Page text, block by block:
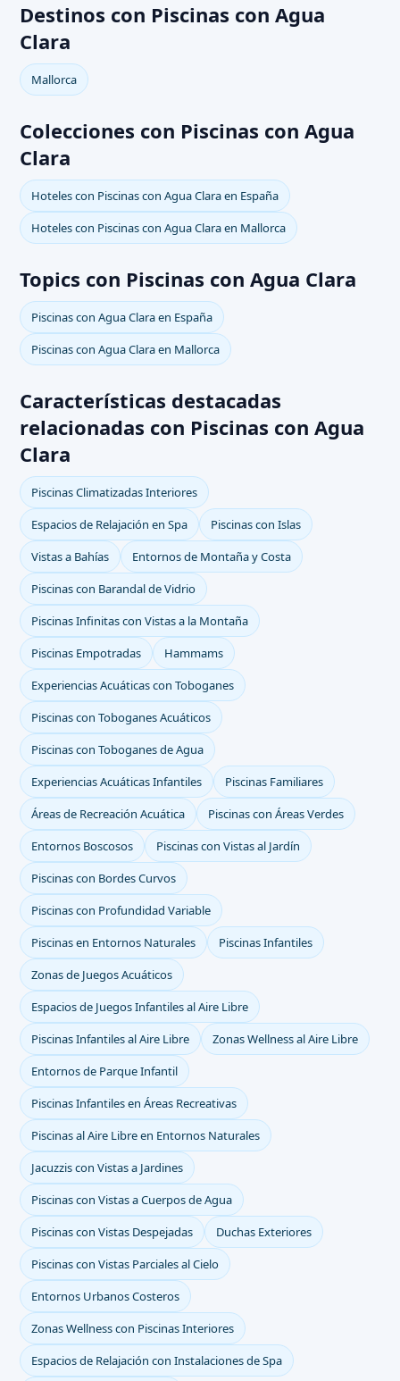
Destinos con Piscinas con Agua
Clara
Mallorca
Colecciones con Piscinas con Agua
Clara
Hoteles con Piscinas con Agua Clara en España
Hoteles con Piscinas con Agua Clara en Mallorca
Topics con Piscinas con Agua Clara
Piscinas con Agua Clara en España
Piscinas con Agua Clara en Mallorca
Características destacadas
relacionadas con Piscinas con Agua
Clara
Piscinas Climatizadas Interiores
Espacios de Relajación en Spa
Piscinas con Islas
Vistas a Bahías
Entornos de Montaña y Costa
Piscinas con Barandal de Vidrio
Piscinas Infinitas con Vistas a la Montaña
Piscinas Empotradas
Hammams
Experiencias Acuáticas con Toboganes
Piscinas con Toboganes Acuáticos
Piscinas con Toboganes de Agua
Experiencias Acuáticas Infantiles
Piscinas Familiares
Áreas de Recreación Acuática
Piscinas con Áreas Verdes
Entornos Boscosos
Piscinas con Vistas al Jardín
Piscinas con Bordes Curvos
Piscinas con Profundidad Variable
Piscinas en Entornos Naturales
Piscinas Infantiles
Zonas de Juegos Acuáticos
Espacios de Juegos Infantiles al Aire Libre
Piscinas Infantiles al Aire Libre
Zonas Wellness al Aire Libre
Entornos de Parque Infantil
Piscinas Infantiles en Áreas Recreativas
Piscinas al Aire Libre en Entornos Naturales
Jacuzzis con Vistas a Jardines
Piscinas con Vistas a Cuerpos de Agua
Piscinas con Vistas Despejadas
Duchas Exteriores
Piscinas con Vistas Parciales al Cielo
Entornos Urbanos Costeros
Zonas Wellness con Piscinas Interiores
Espacios de Relajación con Instalaciones de Spa